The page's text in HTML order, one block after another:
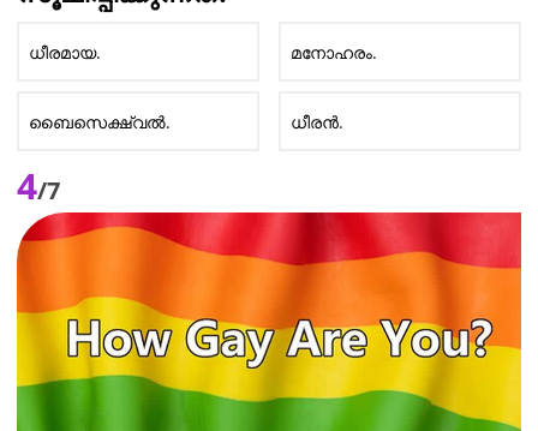
ധീരമായ. മനോഹരം.
ബൈസെക്ഷ്വൽ. ധീരൻ.
4/7